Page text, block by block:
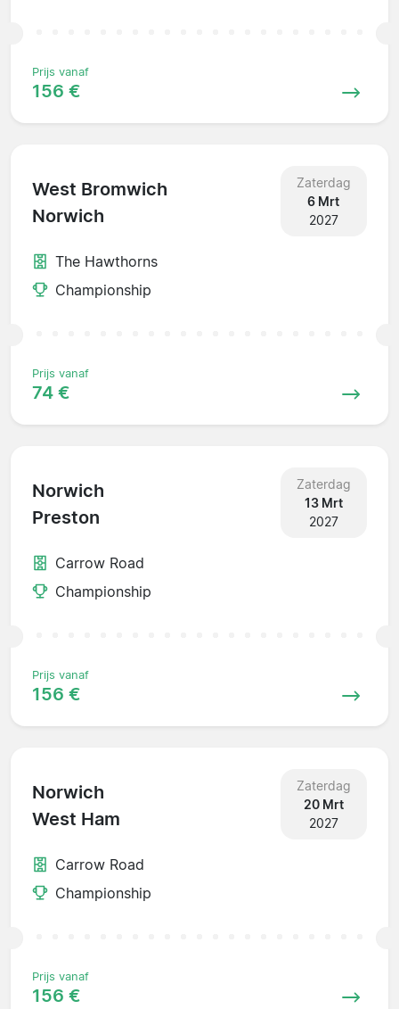
Prijs vanaf
156 €
West Bromwich
Norwich
Zaterdag
6 Mrt
2027
The Hawthorns
Championship
Prijs vanaf
74 €
Norwich
Preston
Zaterdag
13 Mrt
2027
Carrow Road
Championship
Prijs vanaf
156 €
Norwich
West Ham
Zaterdag
20 Mrt
2027
Carrow Road
Championship
Prijs vanaf
156 €